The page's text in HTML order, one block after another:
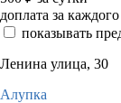
доплата за
показывать
Ленина улица, 30
Алупка